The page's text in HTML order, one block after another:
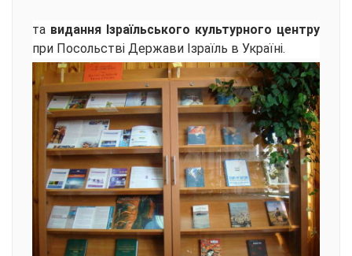
та видання Ізраїльського культурного центру
при Посольстві Держави Ізраїль в Україні.